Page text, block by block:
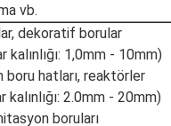
vb.
dekoratif borular
1,0mm - 10mm)
boru hatları, reaktörler
2.0mm - 20mm)
boruları